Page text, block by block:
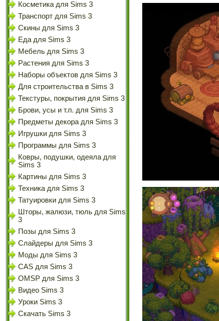
Косметика для Sims 3
Транспорт для Sims 3
Скины для Sims 3
Еда для Sims 3
Мебель для Sims 3
Растения для Sims 3
Наборы объектов для Sims 3
Для строительства в Sims 3
Текстуры, покрытия для Sims 3
Брови, усы и т.п. для Sims 3
Предметы декора для Sims 3
Игрушки для Sims 3
Программы для Sims 3
Ковры, подушки, одеяла для
Sims 3
Картины для Sims 3
Техника для Sims 3
Татуировки для Sims 3
Шторы, жалюзи, тюль для Sims
3
Позы для Sims 3
Слайдеры для Sims 3
Моды для Sims 3
CAS для Sims 3
OMSP для Sims 3
Видео Sims 3
Уроки Sims 3
Скачать Sims 3